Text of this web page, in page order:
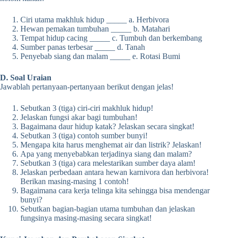
Ciri utama makhluk hidup _____ a. Herbivora
Hewan pemakan tumbuhan _____ b. Matahari
Tempat hidup cacing _____ c. Tumbuh dan berkembang
Sumber panas terbesar _____ d. Tanah
Penyebab siang dan malam _____ e. Rotasi Bumi
D. Soal Uraian
Jawablah pertanyaan-pertanyaan berikut dengan jelas!
Sebutkan 3 (tiga) ciri-ciri makhluk hidup!
Jelaskan fungsi akar bagi tumbuhan!
Bagaimana daur hidup katak? Jelaskan secara singkat!
Sebutkan 3 (tiga) contoh sumber bunyi!
Mengapa kita harus menghemat air dan listrik? Jelaskan!
Apa yang menyebabkan terjadinya siang dan malam?
Sebutkan 3 (tiga) cara melestarikan sumber daya alam!
Jelaskan perbedaan antara hewan karnivora dan herbivora!
Berikan masing-masing 1 contoh!
Bagaimana cara kerja telinga kita sehingga bisa mendengar
bunyi?
Sebutkan bagian-bagian utama tumbuhan dan jelaskan
fungsinya masing-masing secara singkat!